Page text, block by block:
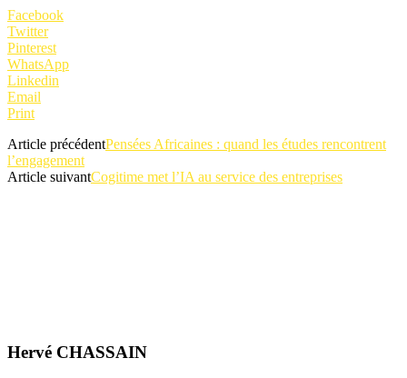
Facebook
Twitter
Pinterest
WhatsApp
Linkedin
Email
Print
Article précédentPensées Africaines : quand les études rencontrent
l’engagement
Article suivantCogitime met l’IA au service des entreprises
Hervé CHASSAIN